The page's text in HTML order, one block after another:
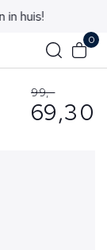
in huis!
0
99,-
69,30